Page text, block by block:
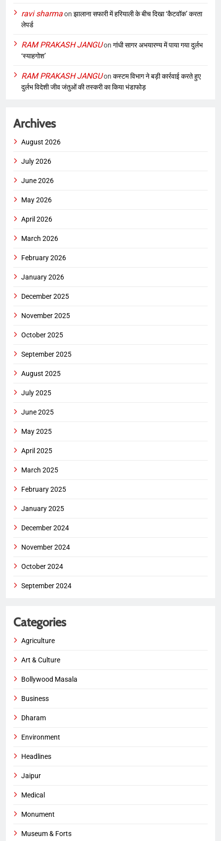
ravi sharmaon झालाना सफारी में हरियाली के बीच दिखा ‘कैटवॉक’ करता
लेपर्ड
RAM PRAKASH JANGUon गांधी सागर अभयारण्य में पाया गया दुर्लभ
‘स्याहगोश’
RAM PRAKASH JANGUon कस्टम विभाग ने बड़ी कार्रवाई करते हुए
दुर्लभ विदेशी जीव जंतुओं की तस्करी का किया भंडाफोड़
Archives
August 2026
July 2026
June 2026
May 2026
April 2026
March 2026
February 2026
January 2026
December 2025
November 2025
October 2025
September 2025
August 2025
July 2025
June 2025
May 2025
April 2025
March 2025
February 2025
January 2025
December 2024
November 2024
October 2024
September 2024
Categories
Agriculture
Art & Culture
Bollywood Masala
Business
Dharam
Environment
Headlines
Jaipur
Medical
Monument
Museum & Forts